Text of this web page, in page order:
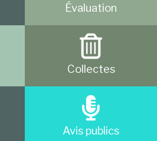
Évaluation
Collectes
Avis publics